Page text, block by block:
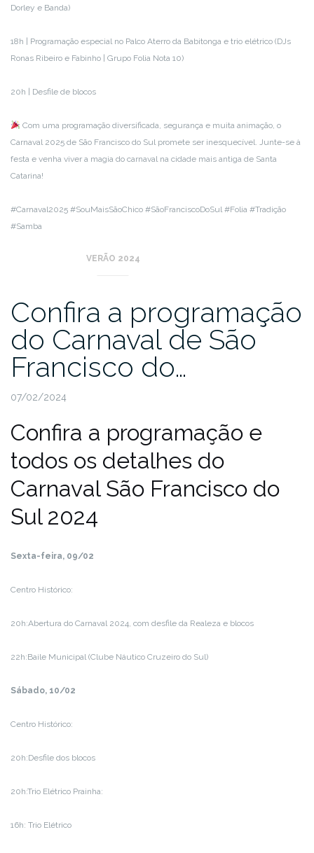
Dorley e Banda)
18h | Programação especial no Palco Aterro da Babitonga e trio elétrico (DJs
Ronas Ribeiro e Fabinho | Grupo Folia Nota 10)
20h | Desfile de blocos
Com uma programação diversificada, segurança e muita animação, o
Carnaval 2025 de São Francisco do Sul promete ser inesquecível. Junte-se à
festa e venha viver a magia do carnaval na cidade mais antiga de Santa
Catarina!
#Carnaval2025 #SouMaisSãoChico #SãoFranciscoDoSul #Folia #Tradição
#Samba
VERÃO 2024
Confira a programação
do Carnaval de São
Francisco do…
07/02/2024
Confira a programação e
todos os detalhes do
Carnaval São Francisco do
Sul 2024
Sexta-feira, 09/02
Centro Histórico:
20h:Abertura do Carnaval 2024, com desfile da Realeza e blocos
22h:Baile Municipal (Clube Náutico Cruzeiro do Sul)
Sábado, 10/02
Centro Histórico:
20h:Desfile dos blocos
20h:Trio Elétrico Prainha:
16h: Trio Elétrico